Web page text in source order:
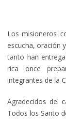
Los misioneros
escucha, oración
tanto han
rica once
integrantes de la
Agradecidos del
Todos los Santo